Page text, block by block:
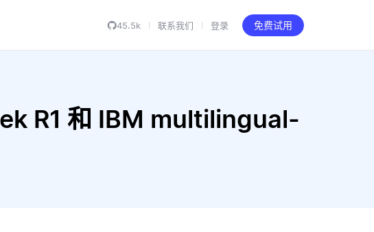
45.5k 联系我们 登录 免费试用
R1 和 IBM multilingual-